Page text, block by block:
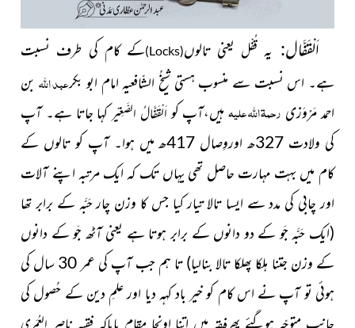
اَلْقَفَّال: یہ قُفْل یعنی تالوں(
Locks
)کے کام کی طرف نسبت
ہے۔ اس نسبت سے منسوب ہستی شیخُ الشّافعیہ امام ابو بکرعبداللہ بن
احمد مَرْوَزی رحمۃ اللہ علیہ ہیں،آپ کواَلْقَفَّالُ الصَّغِیْرکہا جاتا ہے۔ آپ
کی ولادت 327ھ اوروِصال 417ھ میں ہوا۔ آپ کو تالوں کے
کام میں بہت مہارت حاصل تھی یہاں تک کہ ایک مرتبہ اپنے آلات
اور چابی کی مدد سے ایسا تالا تیار کیا جس کا وزن چار حَبَّہ کے برابر تھا
(ایک حَبَّہ جَو کے دو دانوں کے برابر ہوتا ہے یعنی آٹھ جَو کے دانوں
کے وزن جتنا ہلکا پھلکا تالا بنالیا)
تا ہم جب آپ کی عمر 30 سال کی
ہوئی تو آپ نے اس کام کو خیر باد کہہ دیا اور علمِ دین کے حُصول کی
جانب متوجّہ ہوگئے پھرفقہ میں اتنا اونچا مقام پایاکہ فقیہ ناصر العُمَری